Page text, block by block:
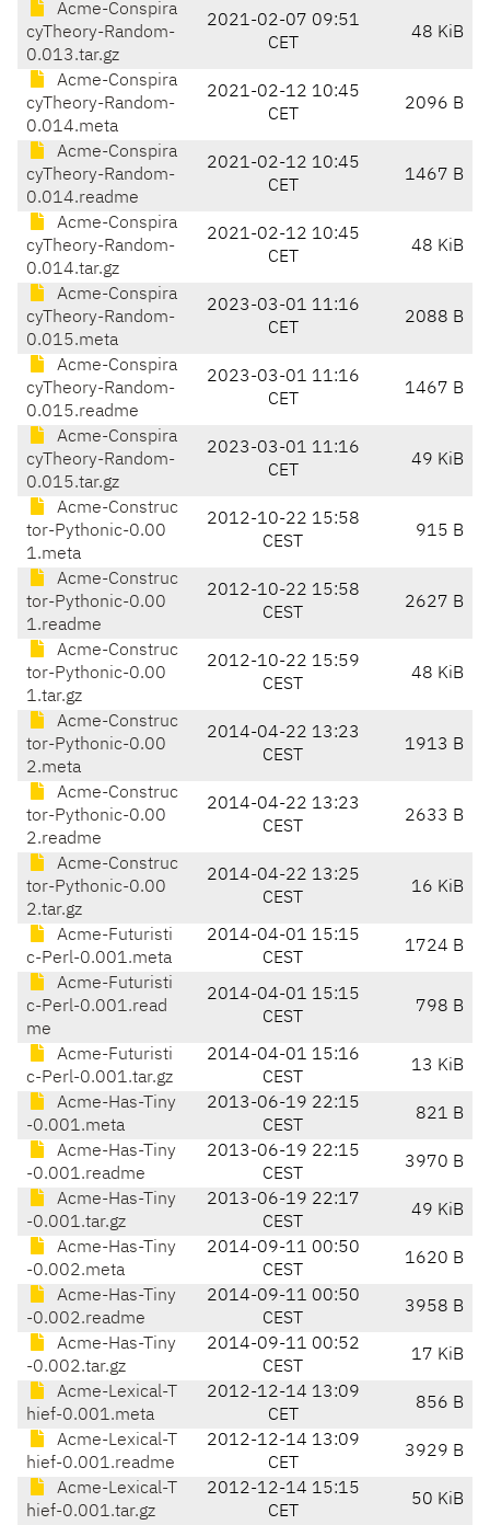
Acme-Conspira
cyTheory-Random-
0.013.tar.gz
2021-02-07 09:51
CET
48 KiB
Acme-Conspira
cyTheory-Random-
0.014.meta
2021-02-12 10:45
CET
2096 B
Acme-Conspira
cyTheory-Random-
0.014.readme
2021-02-12 10:45
CET
1467 B
Acme-Conspira
cyTheory-Random-
0.014.tar.gz
2021-02-12 10:45
CET
48 KiB
Acme-Conspira
cyTheory-Random-
0.015.meta
2023-03-01 11:16
CET
2088 B
Acme-Conspira
cyTheory-Random-
0.015.readme
2023-03-01 11:16
CET
1467 B
Acme-Conspira
cyTheory-Random-
0.015.tar.gz
2023-03-01 11:16
CET
49 KiB
Acme-Construc
tor-Pythonic-0.00
1.meta
2012-10-22 15:58
CEST
915 B
Acme-Construc
tor-Pythonic-0.00
1.readme
2012-10-22 15:58
CEST
2627 B
Acme-Construc
tor-Pythonic-0.00
1.tar.gz
2012-10-22 15:59
CEST
48 KiB
Acme-Construc
tor-Pythonic-0.00
2.meta
2014-04-22 13:23
CEST
1913 B
Acme-Construc
tor-Pythonic-0.00
2.readme
2014-04-22 13:23
CEST
2633 B
Acme-Construc
tor-Pythonic-0.00
2.tar.gz
2014-04-22 13:25
CEST
16 KiB
Acme-Futuristi
c-Perl-0.001.meta
2014-04-01 15:15
CEST
1724 B
Acme-Futuristi
c-Perl-0.001.read
me
2014-04-01 15:15
CEST
798 B
Acme-Futuristi
c-Perl-0.001.tar.gz
2014-04-01 15:16
CEST
13 KiB
Acme-Has-Tiny
-0.001.meta
2013-06-19 22:15
CEST
821 B
Acme-Has-Tiny
-0.001.readme
2013-06-19 22:15
CEST
3970 B
Acme-Has-Tiny
-0.001.tar.gz
2013-06-19 22:17
CEST
49 KiB
Acme-Has-Tiny
-0.002.meta
2014-09-11 00:50
CEST
1620 B
Acme-Has-Tiny
-0.002.readme
2014-09-11 00:50
CEST
3958 B
Acme-Has-Tiny
-0.002.tar.gz
2014-09-11 00:52
CEST
17 KiB
Acme-Lexical-T
hief-0.001.meta
2012-12-14 13:09
CET
856 B
Acme-Lexical-T
hief-0.001.readme
2012-12-14 13:09
CET
3929 B
Acme-Lexical-T
hief-0.001.tar.gz
2012-12-14 15:15
CET
50 KiB